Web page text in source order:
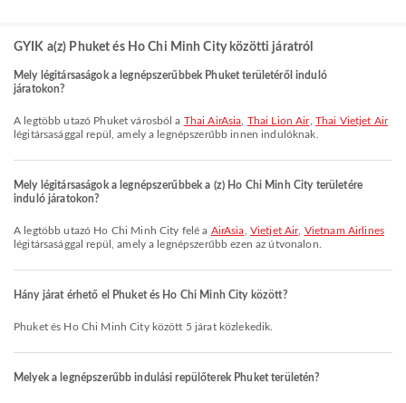
GYIK a(z) Phuket és Ho Chi Minh City közötti járatról
Mely légitársaságok a legnépszerűbbek Phuket területéről induló
járatokon?
A legtöbb utazó Phuket városból a Thai AirAsia Thai Lion Air, Thai Vietjet Air
légitársasággal repül, amely a legnépszerűbb innen indulóknak.
Mely légitársaságok a legnépszerűbbek a (z) Ho Chi Minh City területére
induló járatokon?
A legtöbb utazó Ho Chi Minh City felé a AirAsia Vietjet Air, Vietnam Airlines
légitársasággal repül, amely a legnépszerűbb ezen az útvonalon.
Hány járat érhető el Phuket és Ho Chi Minh City között?
Phuket és Ho Chi Minh City között 5 járat közlekedik.
Melyek a legnépszerűbb indulási repülőterek Phuket területén?